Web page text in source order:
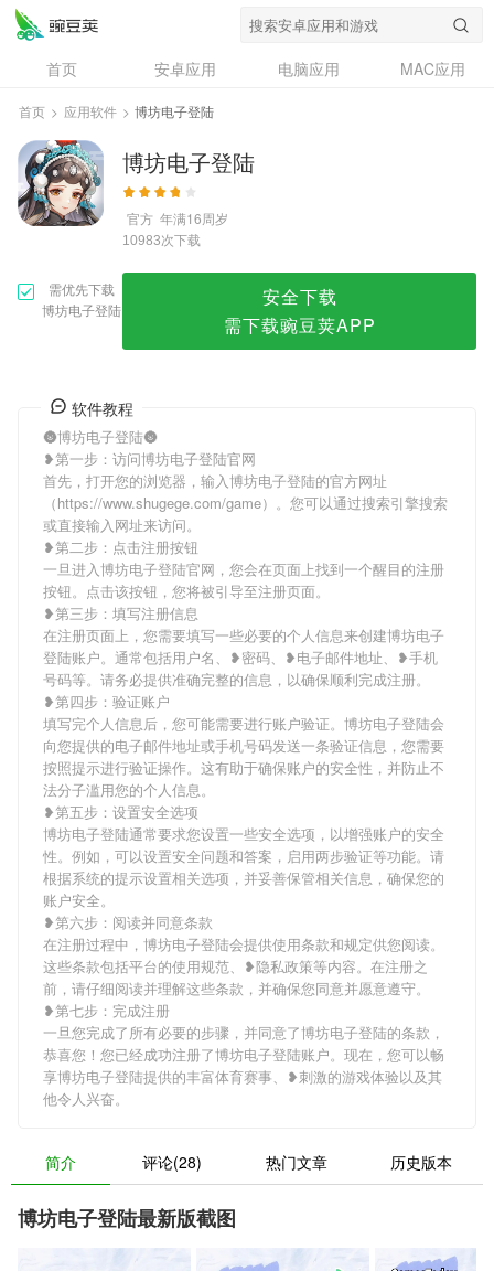
首页 安卓应用 电脑应用
MAC应用
资讯
专题
问答
首页 > 应用软件 > 博坊电子登陆
博坊电子登陆
官方 年满16周岁
10983次下载
需优先下载
博坊电子登陆
安全下载
需下载豌豆荚APP
软件教程
🌚博坊电子登陆🌚
❥第一步：访问博坊电子登陆官网
首先，打开您的浏览器，输入博坊电子登陆的官方网址
（https://www.shugege.com/game）。您可以通过搜索引擎搜索
或直接输入网址来访问。
❥第二步：点击注册按钮
一旦进入博坊电子登陆官网，您会在页面上找到一个醒目的注册
按钮。点击该按钮，您将被引导至注册页面。
❥第三步：填写注册信息
在注册页面上，您需要填写一些必要的个人信息来创建博坊电子
登陆账户。通常包括用户名、❥密码、❥电子邮件地址、❥手机
号码等。请务必提供准确完整的信息，以确保顺利完成注册。
❥第四步：验证账户
填写完个人信息后，您可能需要进行账户验证。博坊电子登陆会
向您提供的电子邮件地址或手机号码发送一条验证信息，您需要
按照提示进行验证操作。这有助于确保账户的安全性，并防止不
法分子滥用您的个人信息。
❥第五步：设置安全选项
博坊电子登陆通常要求您设置一些安全选项，以增强账户的安全
性。例如，可以设置安全问题和答案，启用两步验证等功能。请
根据系统的提示设置相关选项，并妥善保管相关信息，确保您的
账户安全。
❥第六步：阅读并同意条款
在注册过程中，博坊电子登陆会提供使用条款和规定供您阅读。
这些条款包括平台的使用规范、❥隐私政策等内容。在注册之
前，请仔细阅读并理解这些条款，并确保您同意并愿意遵守。
❥第七步：完成注册
一旦您完成了所有必要的步骤，并同意了博坊电子登陆的条款，
恭喜您！您已经成功注册了博坊电子登陆账户。现在，您可以畅
享博坊电子登陆提供的丰富体育赛事、❥刺激的游戏体验以及其
他令人兴奋。
简介 评论(28) 热门文章 历史版本
博坊电子登陆最新版截图